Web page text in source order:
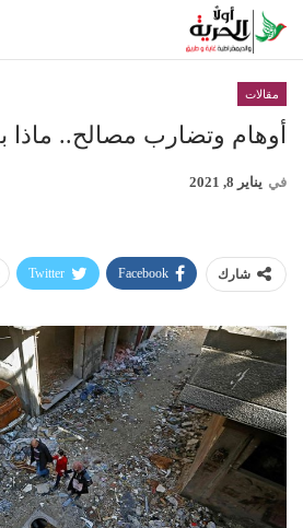
مقالات
أوهام وتضارب مصالح.. ماذا
في يناير 8, 2021
شارك Facebook
Twitter